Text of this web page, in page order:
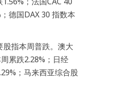
德国DAX 30 指数本
股指本周普跌。澳大
累跌2.28%；日经
；马来西亚综合股